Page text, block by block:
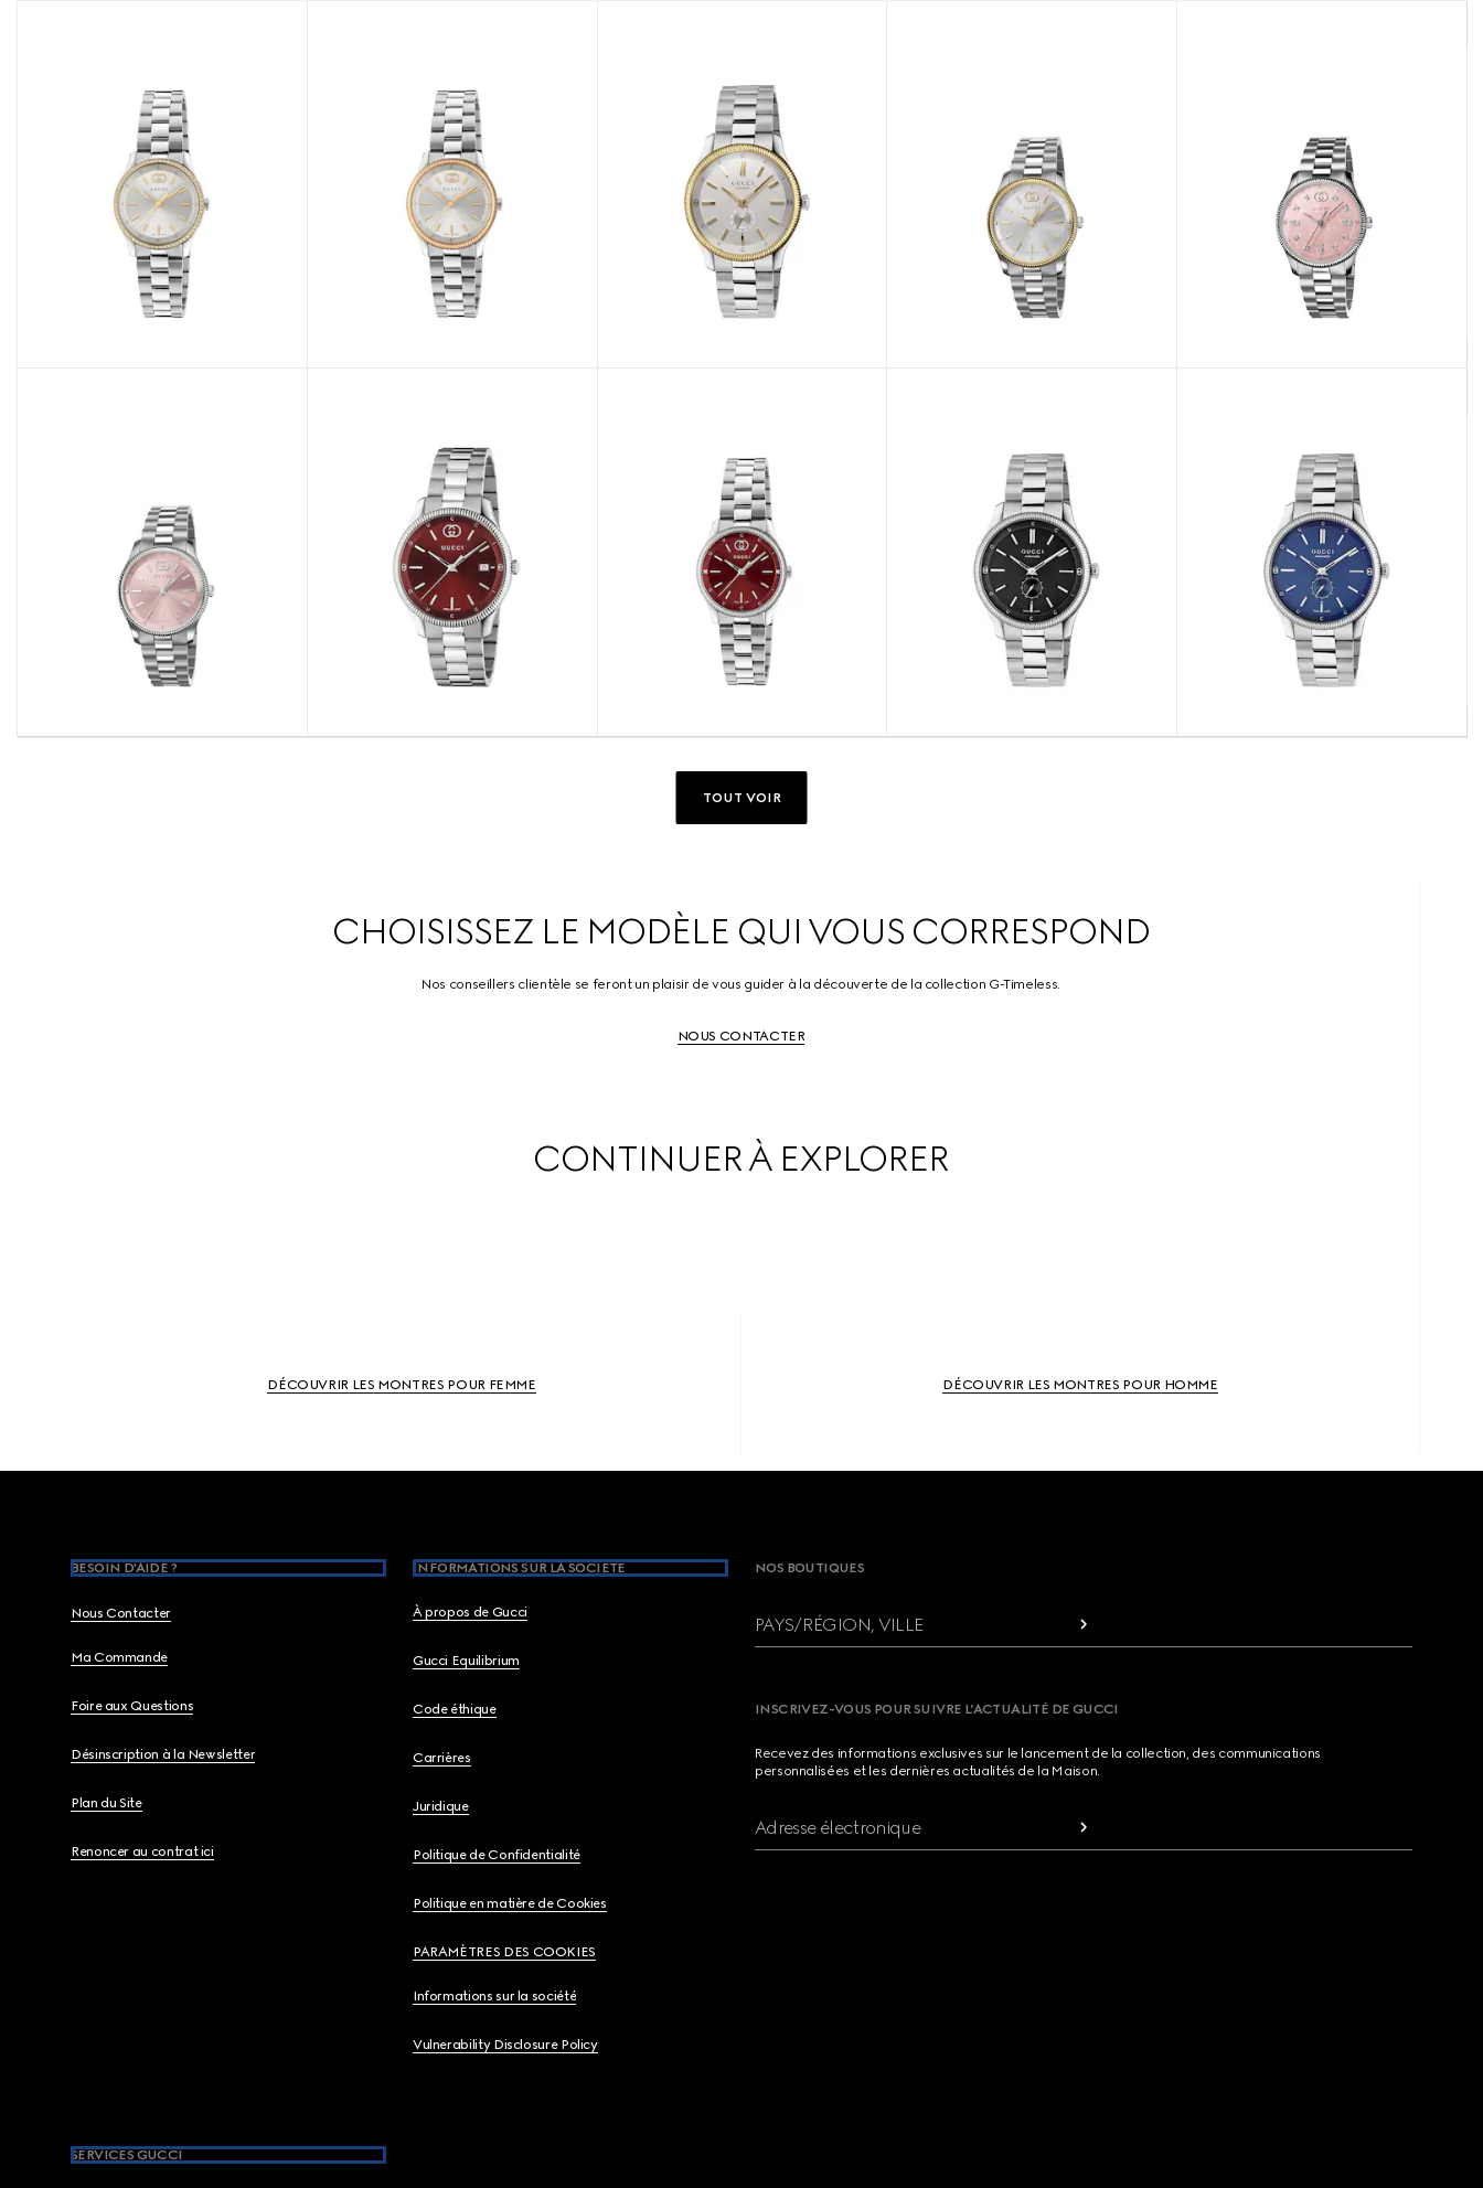
TOUT VOIR
CHOISISSEZ LE MODÈLE QUI VOUS CORRESPOND
Nos conseillers clientèle se feront un plaisir de vous guider à la découverte de la collection G-Timeless.
NOUS CONTACTER
CONTINUER À EXPLORER
DÉCOUVRIR LES MONTRES POUR FEMME DÉCOUVRIR LES MONTRES POUR HOMME
Footer
BESOIN D'AIDE ?
Nous Contacter
Ma Commande
Foire aux Questions
Désinscription à la Newsletter
Plan du Site
Renoncer au contrat ici
INFORMATIONS SUR LA SOCIETE
À propos de Gucci
Gucci Equilibrium
Code éthique
Carrières
Juridique
Politique de Confidentialité
Politique en matière de Cookies
PARAMÈTRES DES COOKIES
Informations sur la société
Vulnerability Disclosure Policy
SERVICES GUCCI
NOS BOUTIQUES
PAYS/RÉGION, VILLE
INSCRIVEZ-VOUS POUR SUIVRE L’ACTUALITÉ DE GUCCI
Recevez des informations exclusives sur le lancement de la collection, des communications
personnalisées et les dernières actualités de la Maison.
Adresse électronique